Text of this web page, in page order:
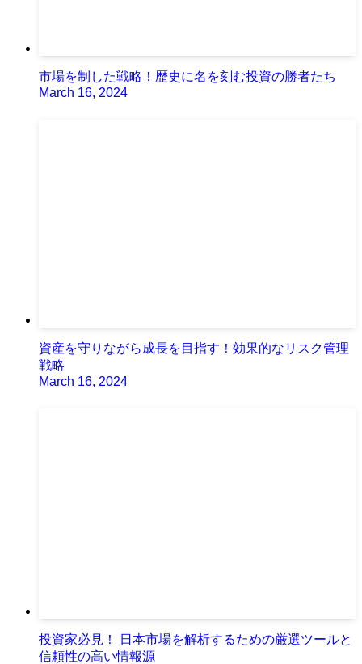
市場を制した戦略！歴史に名を刻む投資の勝者たち
March 16, 2024
資産を守りながら成長を目指す！効果的なリスク管理
戦略
March 16, 2024
投資家必見！ 日本市場を解析するための厳選ツールと
信頼性の高い情報源